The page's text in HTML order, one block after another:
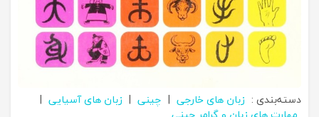
دسته‌بندی : زبان های خارجی | چینی | زبان های آسیایی |